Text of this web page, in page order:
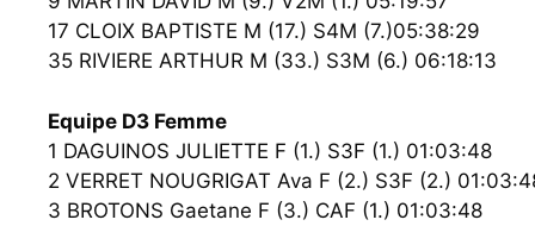
17 CLOIX BAPTISTE M (17.) S4M (7.)05:38:29
35 RIVIERE ARTHUR M (33.) S3M (6.) 06:18:13
Equipe D3 Femme
1 DAGUINOS JULIETTE F (1.) S3F (1.) 01:03:48
2 VERRET NOUGRIGAT Ava F (2.) S3F (2.)
3 BROTONS Gaetane F (3.) CAF (1.) 01:03:48